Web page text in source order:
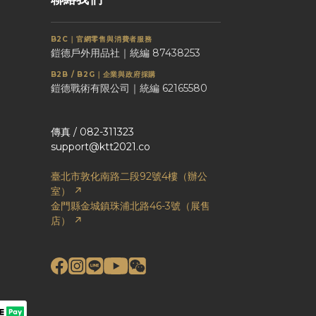
B2C｜官網零售與消費者服務
鎧德戶外用品社｜統編 87438253
B2B / B2G｜企業與政府採購
鎧德戰術有限公司｜統編 62165580
傳真 / 082-311323
support@ktt2021.co
臺北市敦化南路二段92號4樓（辦公
室） ↗
金門縣金城鎮珠浦北路46-3號（展售
店） ↗